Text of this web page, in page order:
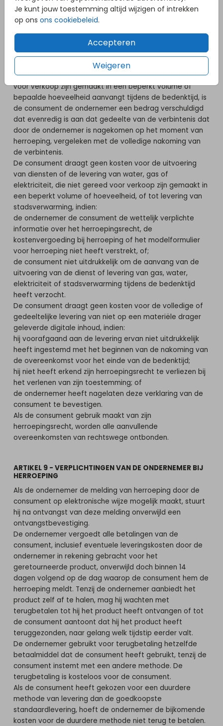
Je kunt jouw toestemming altijd wijzigen of intrekken
op ons ons cookiebeleid.
Accepteren
Weigeren
heeft gemeld dat de consument deze kosten moet
dragen of als de ondernemer aangeeft de kosten zelf te
dragen, hoeft de consument de kosten voor
terugzending niet te dragen.
Indien de consument herroept na eerst uitdrukkelijk te
hebben verzocht dat de verrichting van de dienst of de
levering van gas, water of elektriciteit die niet gereed
voor verkoop zijn gemaakt in een beperkt volume of
bepaalde hoeveelheid aanvangt tijdens de bedenktijd, is
de consument de ondernemer een bedrag verschuldigd
dat evenredig is aan dat gedeelte van de verbintenis dat
door de ondernemer is nagekomen op het moment van
herroeping, vergeleken met de volledige nakoming van
de verbintenis.
De consument draagt geen kosten voor de uitvoering
van diensten of de levering van water, gas of
elektriciteit, die niet gereed voor verkoop zijn gemaakt in
een beperkt volume of hoeveelheid, of tot levering van
stadsverwarming, indien:
de ondernemer de consument de wettelijk verplichte
informatie over het herroepingsrecht, de
kostenvergoeding bij herroeping of het modelformulier
voor herroeping niet heeft verstrekt, of;
de consument niet uitdrukkelijk om de aanvang van de
uitvoering van de dienst of levering van gas, water,
elektriciteit of stadsverwarming tijdens de bedenktijd
heeft verzocht.
De consument draagt geen kosten voor de volledige of
gedeeltelijke levering van niet op een materiële drager
geleverde digitale inhoud, indien:
hij voorafgaand aan de levering ervan niet uitdrukkelijk
heeft ingestemd met het beginnen van de nakoming van
de overeenkomst voor het einde van de bedenktijd;
hij niet heeft erkend zijn herroepingsrecht te verliezen bij
het verlenen van zijn toestemming; of
de ondernemer heeft nagelaten deze verklaring van de
consument te bevestigen.
Als de consument gebruik maakt van zijn
herroepingsrecht, worden alle aanvullende
overeenkomsten van rechtswege ontbonden.
ARTIKEL 9 - VERPLICHTINGEN VAN DE ONDERNEMER BIJ
HERROEPING
Als de ondernemer de melding van herroeping door de
consument op elektronische wijze mogelijk maakt, stuurt
hij na ontvangst van deze melding onverwijld een
ontvangstbevestiging.
De ondernemer vergoedt alle betalingen van de
consument, inclusief eventuele leveringskosten door de
ondernemer in rekening gebracht voor het
geretourneerde product, onverwijld doch binnen 14
dagen volgend op de dag waarop de consument hem de
herroeping meldt. Tenzij de ondernemer aanbiedt het
product zelf af te halen, mag hij wachten met
terugbetalen tot hij het product heeft ontvangen of tot
de consument aantoont dat hij het product heeft
teruggezonden, naar gelang welk tijdstip eerder valt.
De ondernemer gebruikt voor terugbetaling hetzelfde
betaalmiddel dat de consument heeft gebruikt, tenzij de
consument instemt met een andere methode. De
terugbetaling is kosteloos voor de consument.
Als de consument heeft gekozen voor een duurdere
methode van levering dan de goedkoopste
standaardlevering, hoeft de ondernemer de bijkomende
kosten voor de duurdere methode niet terug te betalen.